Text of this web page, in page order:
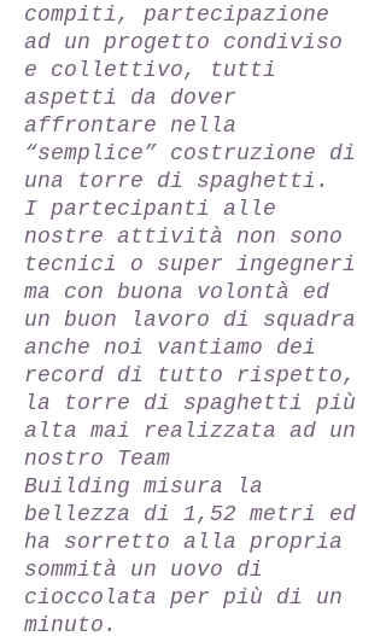
compiti, partecipazione
ad un progetto condiviso
e collettivo, tutti
aspetti da dover
affrontare nella
“semplice” costruzione di
una torre di spaghetti.
I partecipanti alle
nostre attività non sono
tecnici o super ingegneri
ma con buona volontà ed
un buon lavoro di squadra
anche noi vantiamo dei
record di tutto rispetto,
la torre di spaghetti più
alta mai realizzata ad un
nostro Team
Building misura la
bellezza di 1,52 metri ed
ha sorretto alla propria
sommità un uovo di
cioccolata per più di un
minuto.